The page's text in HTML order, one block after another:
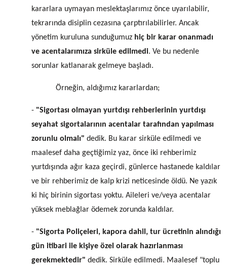
kararlara uymayan meslektaşlarımız önce uyarılabilir,
tekrarında disiplin cezasına çarptırılabilirler. Ancak
yönetim kuruluna sunduğumuz hiç bir karar onanmadı
ve acentalarımıza sirküle edilmedi. Ve bu nedenle
sorunlar katlanarak gelmeye başladı.
Örneğin, aldığımız kararlardan;
- "Sigortası olmayan yurtdışı rehberlerinin yurtdışı
seyahat sigortalarının acentalar tarafından yapılması
zorunlu olmalı" dedik. Bu karar sirküle edilmedi ve
maalesef daha geçtiğimiz yaz, önce iki rehberimiz
yurtdışında ağır kaza geçirdi, günlerce hastanede kaldılar
ve bir rehberimiz de kalp krizi neticesinde öldü. Ne yazık
ki hiç birinin sigortası yoktu. Aileleri ve/veya acentalar
yüksek meblağlar ödemek zorunda kaldılar.
- "Sigorta Poliçeleri, kapora dahil, tur ücretinin alındığı
gün itibari ile kişiye özel olarak hazırlanması
gerekmektedir" dedik. Sirküle edilmedi. Maalesef "toplu